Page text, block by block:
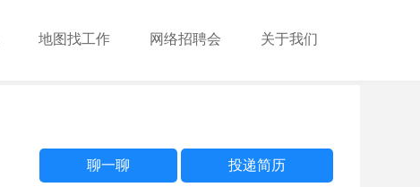
地图找工作 网络招聘会 关于我们
聊一聊 投递简历